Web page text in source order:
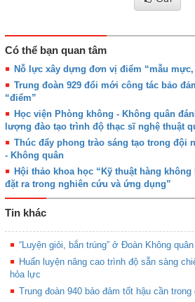
Có thể bạn quan tâm
Nỗ lực xây dựng đơn vị điểm “mẫu
Trung đoàn 929 đổi mới công tác bảo
“điểm”
Học viện Phòng không - Không quân
lượng đào tạo trình độ thạc sĩ nghệ thuật
Thúc đẩy phong trào sáng tạo trong đội
- Không quân
Hội thảo khoa học “Kỹ thuật hàng
đặt ra trong nghiên cứu và ứng dụng”
Tin khác
“Luyện giỏi, bắn trúng” ở Đoàn Không
Huấn luyện nâng cao trình độ sẵn sàng
hỏa lực
Trung đoàn 940 bảo đảm tốt hậu cần